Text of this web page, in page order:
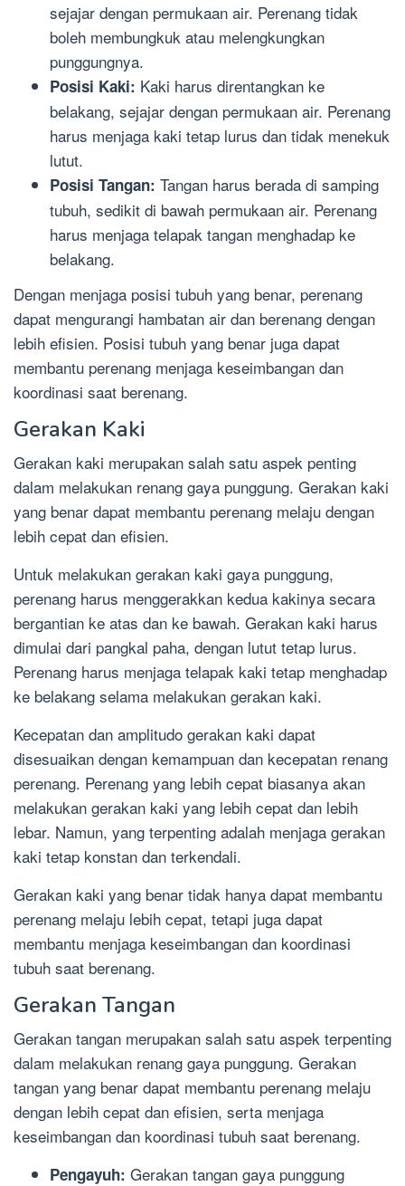
sejajar dengan permukaan air. Perenang tidak
boleh membungkuk atau melengkungkan
punggungnya.
Posisi Kaki: Kaki harus direntangkan ke
belakang, sejajar dengan permukaan air. Perenang
harus menjaga kaki tetap lurus dan tidak menekuk
lutut.
Posisi Tangan: Tangan harus berada di samping
tubuh, sedikit di bawah permukaan air. Perenang
harus menjaga telapak tangan menghadap ke
belakang.
Dengan menjaga posisi tubuh yang benar, perenang
dapat mengurangi hambatan air dan berenang dengan
lebih efisien. Posisi tubuh yang benar juga dapat
membantu perenang menjaga keseimbangan dan
koordinasi saat berenang.
Gerakan Kaki
Gerakan kaki merupakan salah satu aspek penting
dalam melakukan renang gaya punggung. Gerakan kaki
yang benar dapat membantu perenang melaju dengan
lebih cepat dan efisien.
Untuk melakukan gerakan kaki gaya punggung,
perenang harus menggerakkan kedua kakinya secara
bergantian ke atas dan ke bawah. Gerakan kaki harus
dimulai dari pangkal paha, dengan lutut tetap lurus.
Perenang harus menjaga telapak kaki tetap menghadap
ke belakang selama melakukan gerakan kaki.
Kecepatan dan amplitudo gerakan kaki dapat
disesuaikan dengan kemampuan dan kecepatan renang
perenang. Perenang yang lebih cepat biasanya akan
melakukan gerakan kaki yang lebih cepat dan lebih
lebar. Namun, yang terpenting adalah menjaga gerakan
kaki tetap konstan dan terkendali.
Gerakan kaki yang benar tidak hanya dapat membantu
perenang melaju lebih cepat, tetapi juga dapat
membantu menjaga keseimbangan dan koordinasi
tubuh saat berenang.
Gerakan Tangan
Gerakan tangan merupakan salah satu aspek terpenting
dalam melakukan renang gaya punggung. Gerakan
tangan yang benar dapat membantu perenang melaju
dengan lebih cepat dan efisien, serta menjaga
keseimbangan dan koordinasi tubuh saat berenang.
Pengayuh: Gerakan tangan gaya punggung